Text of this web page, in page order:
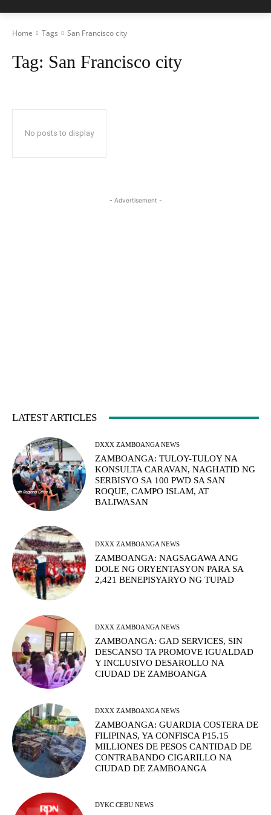
Home Tags San Francisco city
Tag: San Francisco city
No posts to display
- Advertisement -
LATEST ARTICLES
DXXX ZAMBOANGA NEWS
ZAMBOANGA: TULOY-TULOY NA
KONSULTA CARAVAN, NAGHATID NG
SERBISYO SA 100 PWD SA SAN
ROQUE, CAMPO ISLAM, AT
BALIWASAN
DXXX ZAMBOANGA NEWS
ZAMBOANGA: NAGSAGAWA ANG
DOLE NG ORYENTASYON PARA SA
2,421 BENEPISYARYO NG TUPAD
DXXX ZAMBOANGA NEWS
ZAMBOANGA: GAD SERVICES, SIN
DESCANSO TA PROMOVE IGUALDAD
Y INCLUSIVO DESAROLLO NA
CIUDAD DE ZAMBOANGA
DXXX ZAMBOANGA NEWS
ZAMBOANGA: GUARDIA COSTERA DE
FILIPINAS, YA CONFISCA P15.15
MILLIONES DE PESOS CANTIDAD DE
CONTRABANDO CIGARILLO NA
CIUDAD DE ZAMBOANGA
DYKC CEBU NEWS